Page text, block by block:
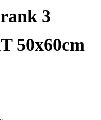
3
50x60cm